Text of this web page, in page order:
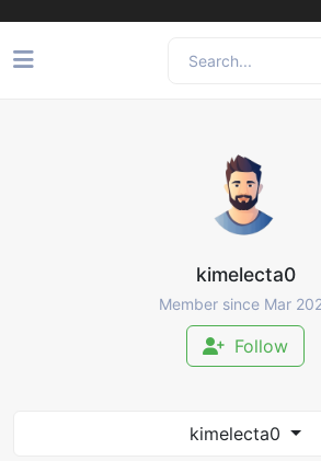
kimelecta0
Member since Mar
Follow
kimelecta0